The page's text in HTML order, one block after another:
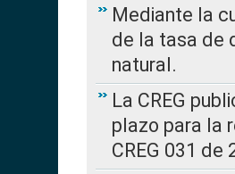
Mediante la
de la tasa de
natural.
La CREG
plazo para la
CREG 031 de